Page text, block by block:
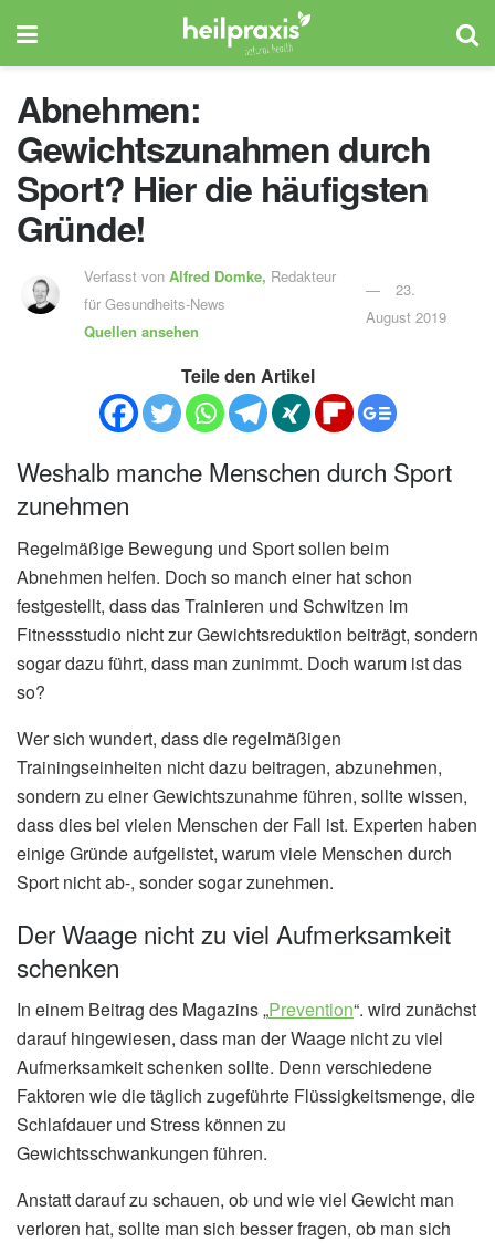
Abnehmen:
Gewichtszunahmen durch
Sport? Hier die häufigsten
Gründe!
Verfasst von Alfred Domke, Redakteur
für Gesundheits-News
Quellen ansehen
23.
August 2019
Teile den Artikel
Weshalb manche Menschen durch Sport
zunehmen
Regelmäßige Bewegung und Sport sollen beim
Abnehmen helfen. Doch so manch einer hat schon
festgestellt, dass das Trainieren und Schwitzen im
Fitnessstudio nicht zur Gewichtsreduktion beiträgt, sondern
sogar dazu führt, dass man zunimmt. Doch warum ist das
so?
Wer sich wundert, dass die regelmäßigen
Trainingseinheiten nicht dazu beitragen, abzunehmen,
sondern zu einer Gewichtszunahme führen, sollte wissen,
dass dies bei vielen Menschen der Fall ist. Experten haben
einige Gründe aufgelistet, warum viele Menschen durch
Sport nicht ab-, sonder sogar zunehmen.
Der Waage nicht zu viel Aufmerksamkeit
schenken
In einem Beitrag des Magazins „Prevention“. wird zunächst
darauf hingewiesen, dass man der Waage nicht zu viel
Aufmerksamkeit schenken sollte. Denn verschiedene
Faktoren wie die täglich zugeführte Flüssigkeitsmenge, die
Schlafdauer und Stress können zu
Gewichtsschwankungen führen.
Anstatt darauf zu schauen, ob und wie viel Gewicht man
verloren hat, sollte man sich besser fragen, ob man sich